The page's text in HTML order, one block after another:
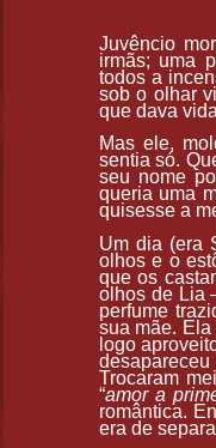
Juvêncio
irmãs; uma
todos a
sob o olhar
que dava
Mas ele,
sentia só.
seu nome
queria uma
quisesse a
Um dia (era
olhos e o
que os
olhos de Lia
perfume
sua mãe.
logo
Trocaram
“amor a
romântica.
era de